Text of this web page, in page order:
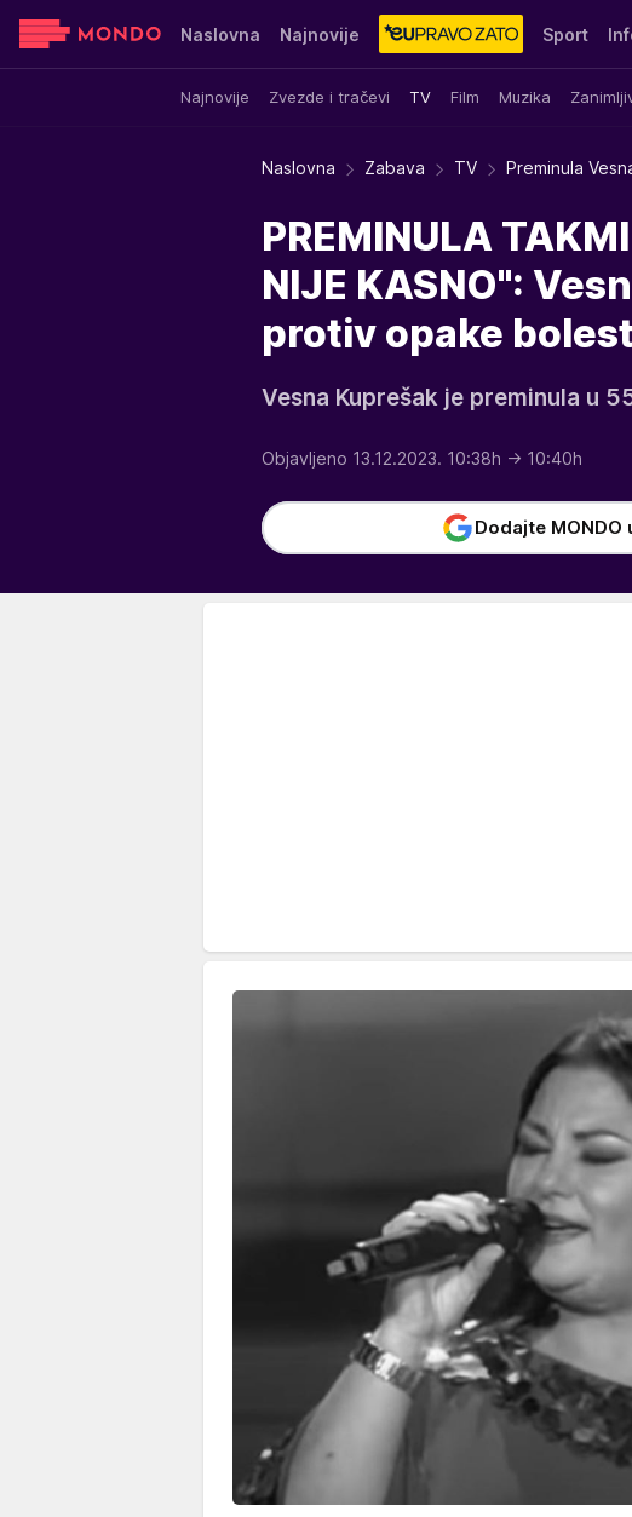
Naslovna Najnovije Sport
Najnovije Zvezde i tračevi TV Film Muzika
Sensa Stvar ukusa Yumama
Naslovna Zabava TV Preminula
PREMINULA
NIJE KASNO":
protiv opake
Vesna Kuprešak je preminula u
Objavljeno 13.12.2023. 10:38h → 10:40h
Dodajte